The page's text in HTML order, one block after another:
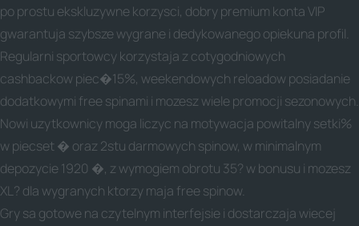
po prostu ekskluzywne korzysci, dobry premium konta VIP
gwarantuja szybsze wygrane i dedykowanego opiekuna profil.
Regularni sportowcy korzystaja z cotygodniowych
cashbackow piec�15%, weekendowych reloadow posiadanie
dodatkowymi free spinami i mozesz wiele promocji sezonowych.
Nowi uzytkownicy moga liczyc na motywacja powitalny setki%
w piecset � oraz 2stu darmowych spinow, w minimalnym
depozycie 1920 �, z wymogiem obrotu 35? w bonusu i mozesz
XL? dla wygranych ktorzy maja free spinow.
Gry sa gotowe na czytelnym interfejsie i dostarczaja wiecej